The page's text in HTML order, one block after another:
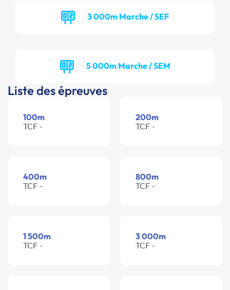
3 000m Marche / SEF
5 000m Marche / SEM
Liste des épreuves
100m
TCF -
200m
TCF -
400m
TCF -
800m
TCF -
1 500m
TCF -
3 000m
TCF -